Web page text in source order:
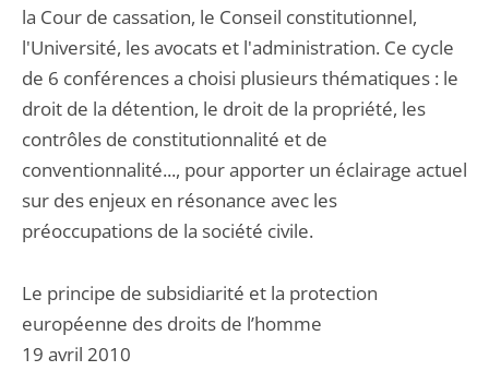
la Cour de cassation, le Conseil constitutionnel,
l'Université, les avocats et l'administration. Ce cycle
de 6 conférences a choisi plusieurs thématiques : le
droit de la détention, le droit de la propriété, les
contrôles de constitutionnalité et de
conventionnalité..., pour apporter un éclairage actuel
sur des enjeux en résonance avec les
préoccupations de la société civile.
Le principe de subsidiarité et la protection
européenne des droits de l’homme
19 avril 2010